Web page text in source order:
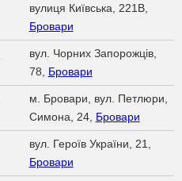
вулиця Київська, 221В,
Бровари
вул. Чорних Запорожців,
78, Бровари
м. Бровари, вул. Петлюри,
Симона, 24, Бровари
вул. Героїв України, 21,
Бровари